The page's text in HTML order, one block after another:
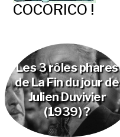
COCORICO !
Les 3 rôles phares
de La Fin du jour de
Julien Duvivier
(1939) ?